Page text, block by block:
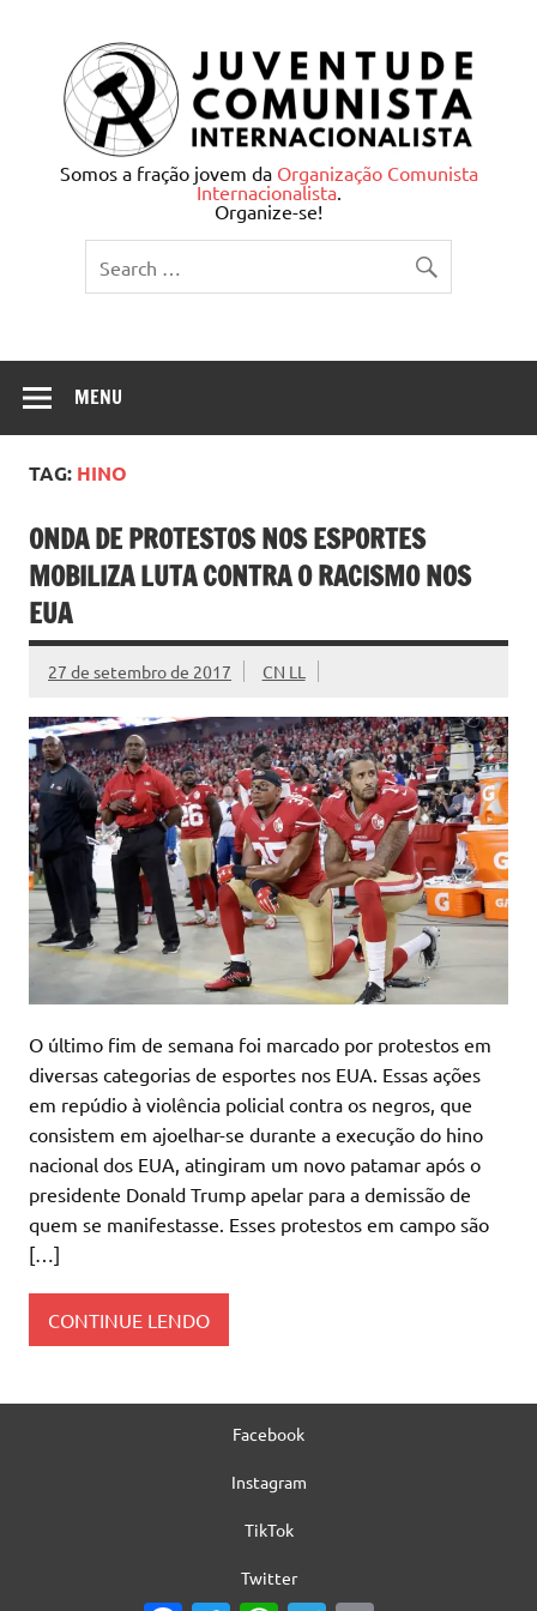
Juventude Comunista
Internacionalista
Somos a fração jovem da Organização Comunista
Internacionalista.
Organize-se!
MENU
TAG: HINO
ONDA DE PROTESTOS NOS ESPORTES
MOBILIZA LUTA CONTRA O RACISMO NOS
EUA
27 de setembro de 2017 CN LL
O último fim de semana foi marcado por protestos em
diversas categorias de esportes nos EUA. Essas ações
em repúdio à violência policial contra os negros, que
consistem em ajoelhar-se durante a execução do hino
nacional dos EUA, atingiram um novo patamar após o
presidente Donald Trump apelar para a demissão de
quem se manifestasse. Esses protestos em campo são
[…]
CONTINUE LENDO
Facebook
Instagram
TikTok
Twitter